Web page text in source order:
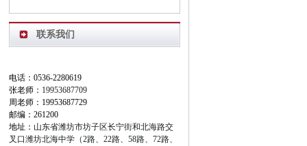
联系我们
电话：0536-2280619
张老师： 19953687709
周老师：19953687729
邮编：261200
地址： 山东省潍坊市坊子区长宁街和北海路交
叉口潍坊北海中学（2路、22路、58路、72路、